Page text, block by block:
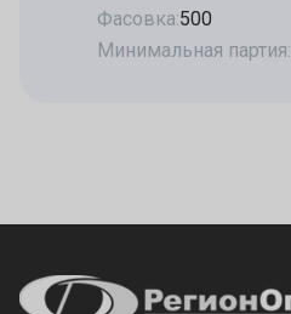
Фасовка:500
Минимальная партия: